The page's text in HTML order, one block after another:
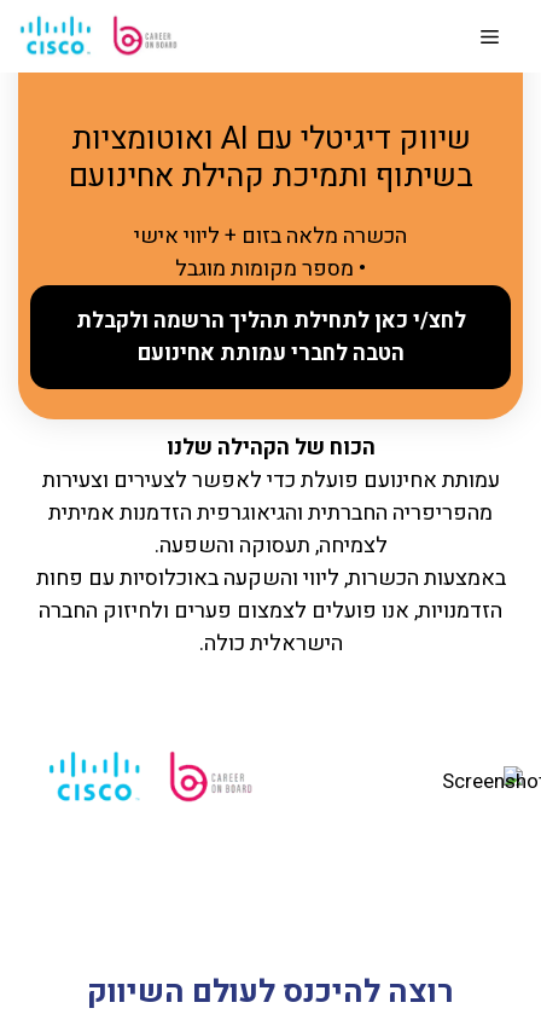
לתוכןMenu
שיווק דיגיטלי עם AI ואוטומציות
בשיתוף ותמיכת קהילת אחינועם
הכשרה מלאה בזום + ליווי אישי
• מספר מקומות מוגבל
לחצ/י כאן לתחילת תהליך הרשמה ולקבלת
הטבה לחברי עמותת אחינועם
הכוח של הקהילה שלנו
עמותת אחינועם פועלת כדי לאפשר לצעירים וצעירות
מהפריפריה החברתית והגיאוגרפית הזדמנות אמיתית
לצמיחה, תעסוקה והשפעה.
באמצעות הכשרות, ליווי והשקעה באוכלוסיות עם פחות
הזדמנויות, אנו פועלים לצמצום פערים ולחיזוק החברה
הישראלית כולה.
רוצה להיכנס לעולם השיווק